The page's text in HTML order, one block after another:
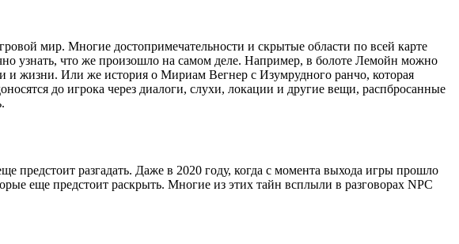
мир. Многие достопримечательности и скрытые области по всей карте
узнать, что же произошло на самом деле. Например, в болоте Лемойн можно
и жизни. Или же история о Мириам Вегнер с Изумрудного ранчо, которая
до игрока через диалоги, слухи, локации и другие вещи, распбросанные
предстоит разгадать. Даже в 2020 году, когда с момента выхода игры прошло
еще предстоит раскрыть. Многие из этих тайн всплыли в разговорах NPC